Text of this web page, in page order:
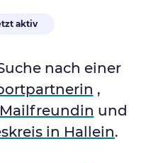
aktiv
nach einer
,
Mailfreundin und
in Hallein.